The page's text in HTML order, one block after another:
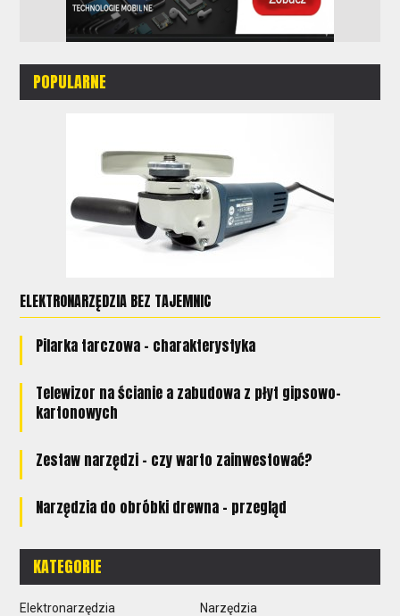
POPULARNE
ELEKTRONARZĘDZIA BEZ TAJEMNIC
Pilarka tarczowa - charakterystyka
Telewizor na ścianie a zabudowa z płyt gipsowo-
kartonowych
Zestaw narzędzi - czy warto zainwestować?
Narzędzia do obróbki drewna - przegląd
KATEGORIE
Elektronarzędzia
Narzędzia